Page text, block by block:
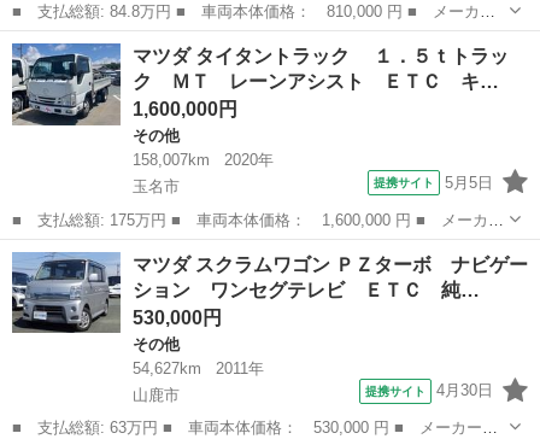
■ 支払総額: 84.8万円 ■ 車両本体価格： 810,000 円 ■ メーカー
名： マツダ ■ 車種名： フレアワゴンカスタムスタイル ■ グレ
ード名： ハイブリッドＸＴ ターボ車 ナビ フルセグテレビ Ｂ
ｌｕｅｔｏｏ...
熊本 荒尾市 その他
マツダ タイタントラック １．５ｔトラッ
ク ＭＴ レーンアシスト ＥＴＣ キ…
1,600,000円
その他
158,007km
2020年
玉名市
提携サイト 5月5日
■ 支払総額: 175万円 ■ 車両本体価格： 1,600,000 円 ■ メーカー
名： マツダ ■ 車種名： タイタントラック ■ グレード名：
１．５ｔトラック ＭＴ レーンアシスト ＥＴＣ キーレスエント
リー アイ...
熊本 玉名市 その他
マツダ スクラムワゴン ＰＺターボ ナビゲー
ション ワンセグテレビ ＥＴＣ 純…
530,000円
その他
54,627km
2011年
山鹿市
提携サイト 4月30日
■ 支払総額: 63万円 ■ 車両本体価格： 530,000 円 ■ メーカー